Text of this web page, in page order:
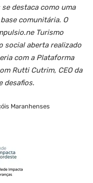
destaca como uma
comunitária. O
Turismo
social aberta realizado
com a Plataforma
Rutti Cutrim, CEO da
desafios.
Maranhenses